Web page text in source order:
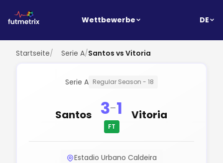
Wettbewerbe DE
Startseite/ Serie A/Santos vs Vitoria
Serie A Regular Season - 18
Santos 3-1
FT
Vitoria
Estadio Urbano Caldeira